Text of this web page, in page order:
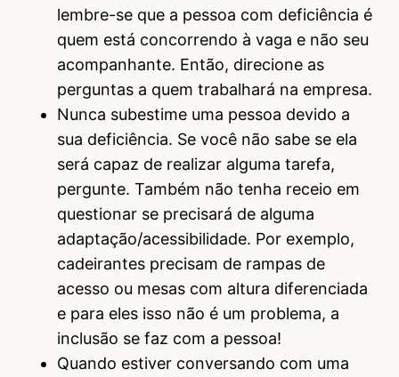
lembre-se que a pessoa com deficiência é
quem está concorrendo à vaga e não seu
acompanhante. Então, direcione as
perguntas a quem trabalhará na empresa.
Nunca subestime uma pessoa devido a
sua deficiência. Se você não sabe se ela
será capaz de realizar alguma tarefa,
pergunte. Também não tenha receio em
questionar se precisará de alguma
adaptação/acessibilidade. Por exemplo,
cadeirantes precisam de rampas de
acesso ou mesas com altura diferenciada
e para eles isso não é um problema, a
inclusão se faz com a pessoa!
Quando estiver conversando com uma